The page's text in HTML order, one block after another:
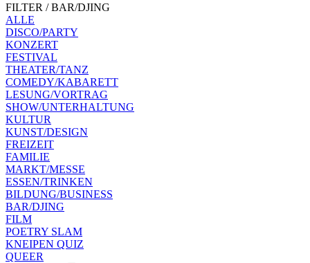
FILTER / BAR/DJING
ALLE
DISCO/PARTY
KONZERT
FESTIVAL
THEATER/TANZ
COMEDY/KABARETT
LESUNG/VORTRAG
SHOW/UNTERHALTUNG
KULTUR
KUNST/DESIGN
FREIZEIT
FAMILIE
MARKT/MESSE
ESSEN/TRINKEN
BILDUNG/BUSINESS
BAR/DJING
FILM
POETRY SLAM
KNEIPEN QUIZ
QUEER